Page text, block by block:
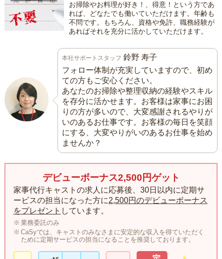
お掃除やお料理が好き！、得意！という方であ
れば、どなたでも働いていただけます。年齢も
不問です。もちろん、資格や免許、職務経験が
あればそれを充分に活かしていただけます。
本社サポートスタッフ 鈴野 寿子
フォロー体制が充実していますので、初め
ての方もご安心ください。
あなたのお掃除や整理収納の経験やスキル
を存分に活かせます。お客様は家事にお困
りの方が多いので、大変感謝されるやりが
いのあるお仕事です。お客様の毎日を笑顔
にする、大変やりがいのあるお仕事を始め
ませんか？
デビューボーナス2,500円ゲット
家事代行キャストの求人に応募後、30日以内に定期サ
ービスの担当になった方に2,500円のデビューボーナス
をプレゼント しています。
業務委託のみ
CaSyでは、キャストのみなさまに安定的な収入を得ていただく
ために定期サービスの担当になることを推奨しております。